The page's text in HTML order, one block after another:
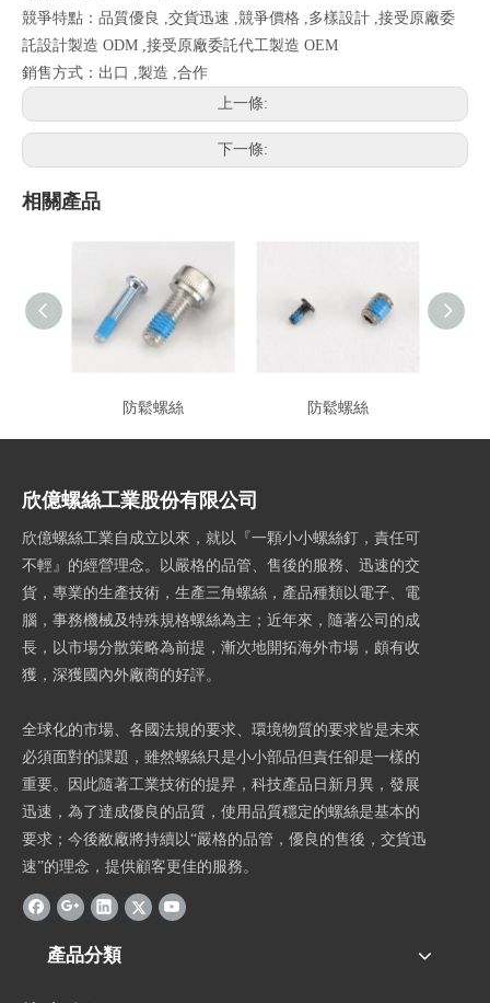
競爭特點：品質優良 ,交貨迅速 ,競爭價格 ,多樣設計 ,接受原廠委
託設計製造 ODM ,接受原廠委託代工製造 OEM
銷售方式：出口 ,製造 ,合作
上一條:
下一條:
相關產品
防鬆螺絲 防鬆螺絲
欣億螺絲工業股份有限公司
欣億螺絲工業自成立以來，就以『一顆小小螺絲釘，責任可
不輕』的經營理念。以嚴格的品管、售後的服務、迅速的交
貨，專業的生產技術，生產三角螺絲，產品種類以電子、電
腦，事務機械及特殊規格螺絲為主；近年來，隨著公司的成
長，以市場分散策略為前提，漸次地開拓海外市場，頗有收
獲，深獲國內外廠商的好評。
全球化的市場、各國法規的要求、環境物質的要求皆是未來
必須面對的課題，雖然螺絲只是小小部品但責任卻是一樣的
重要。因此隨著工業技術的提昇，科技產品日新月異，發展
迅速，為了達成優良的品質，使用品質穩定的螺絲是基本的
要求；今後敝廠將持續以“嚴格的品管，優良的售後，交貨迅
速”的理念，提供顧客更佳的服務。
產品分類